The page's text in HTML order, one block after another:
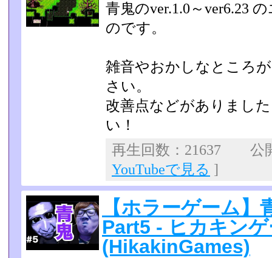
青鬼のver.1.0～ver6.23
のです。
雑音やおかしなところ
さい。
改善点などがありまし
い！
再生回数：21637 公
YouTubeで見る ]
【ホラーゲーム
Part5 - ヒカキン
(HikakinGames)